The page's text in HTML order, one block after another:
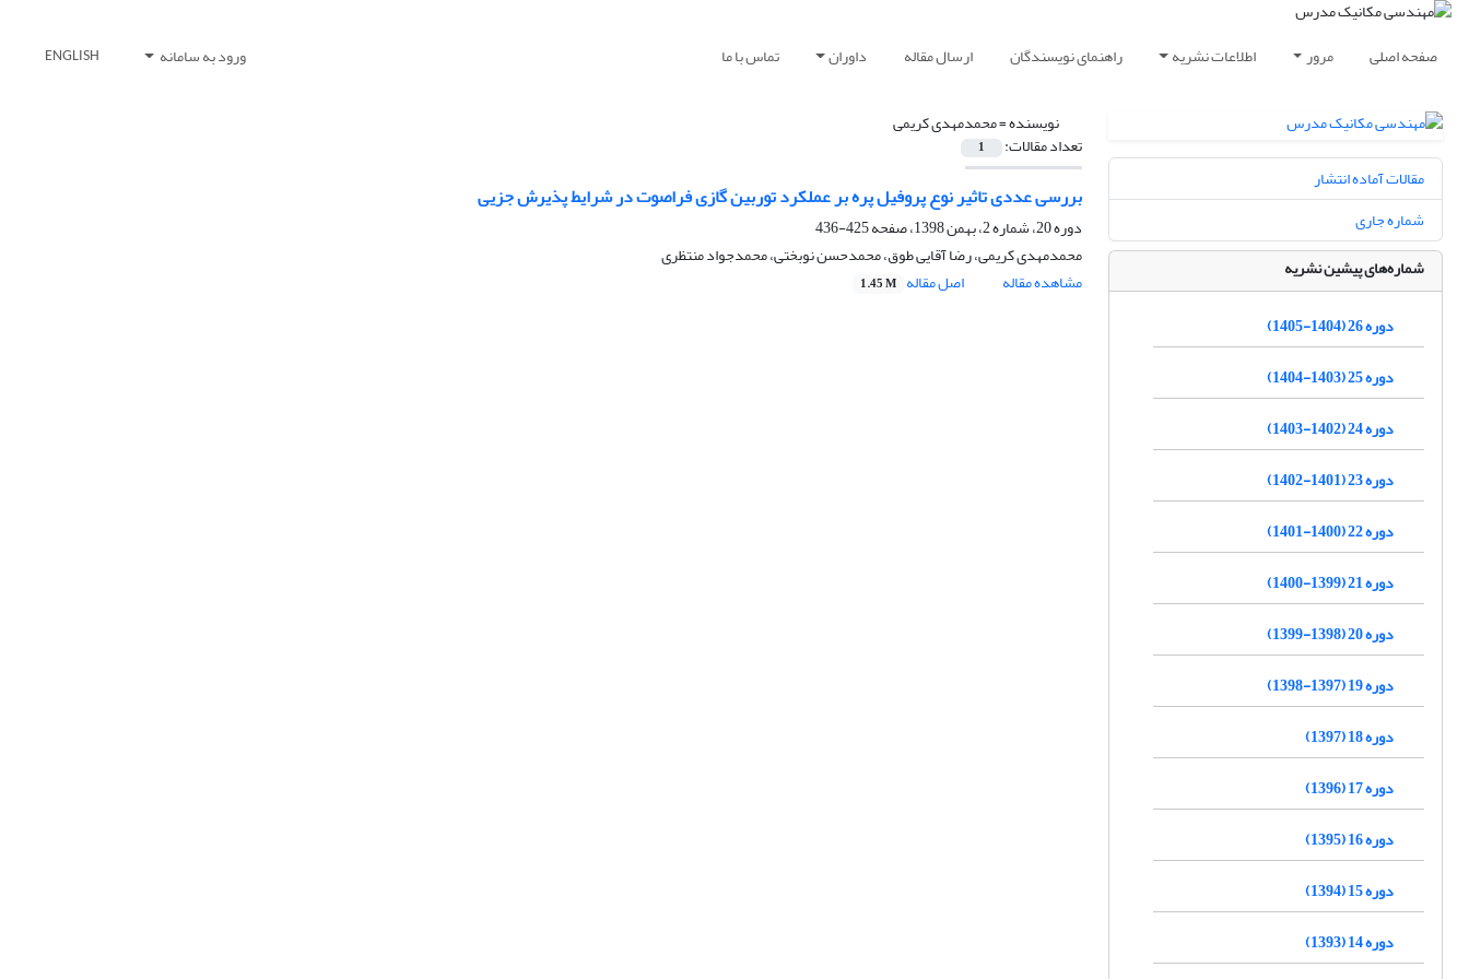
صفحه اصلی مرور اطلاعات نشریه راهنمای نویسندگان ارسال مقاله داوران تماس با ما ورود به سامانه ENGLISH
نویسنده =محمدمهدی کریمی
تعداد مقالات: 1
بررسی عددی تاثیر نوع پروفیل پره بر عملکرد توربین گازی فراصوت در شرایط پذیرش جزیی
دوره 20، شماره 2، بهمن 1398، صفحه
425-436
محمدمهدی کریمی، رضا آقایی طوق، محمدحسن نوبختی، محمدجواد منتظری
مشاهده مقاله
اصل مقاله 1.45 M
مقالات آماده انتشار
شماره جاری
شماره‌های پیشین نشریه
دوره 26 (1404-1405)
دوره 25 (1403-1404)
دوره 24 (1402-1403)
دوره 23 (1401-1402)
دوره 22 (1400-1401)
دوره 21 (1399-1400)
دوره 20 (1398-1399)
دوره 19 (1397-1398)
دوره 18 (1397)
دوره 17 (1396)
دوره 16 (1395)
دوره 15 (1394)
دوره 14 (1393)